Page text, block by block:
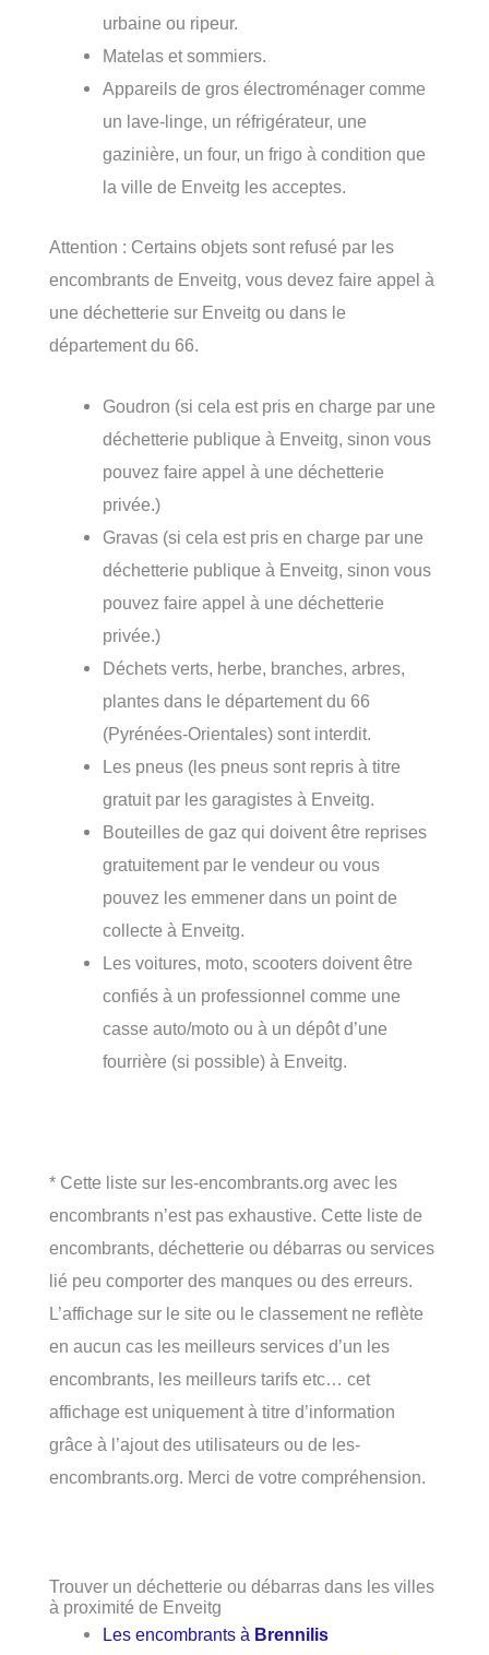
urbaine ou ripeur.
Matelas et sommiers.
Appareils de gros électroménager comme
un lave-linge, un réfrigérateur, une
gazinière, un four, un frigo à condition que
la ville de Enveitg les acceptes.
Attention : Certains objets sont refusé par les
encombrants de Enveitg, vous devez faire appel à
une déchetterie sur Enveitg ou dans le
département du 66.
Goudron (si cela est pris en charge par une
déchetterie publique à Enveitg, sinon vous
pouvez faire appel à une déchetterie
privée.)
Gravas (si cela est pris en charge par une
déchetterie publique à Enveitg, sinon vous
pouvez faire appel à une déchetterie
privée.)
Déchets verts, herbe, branches, arbres,
plantes dans le département du 66
(Pyrénées-Orientales) sont interdit.
Les pneus (les pneus sont repris à titre
gratuit par les garagistes à Enveitg.
Bouteilles de gaz qui doivent être reprises
gratuitement par le vendeur ou vous
pouvez les emmener dans un point de
collecte à Enveitg.
Les voitures, moto, scooters doivent être
confiés à un professionnel comme une
casse auto/moto ou à un dépôt d’une
fourrière (si possible) à Enveitg.
* Cette liste sur les-encombrants.org avec les
encombrants n’est pas exhaustive. Cette liste de
encombrants, déchetterie ou débarras ou services
lié peu comporter des manques ou des erreurs.
L’affichage sur le site ou le classement ne reflète
en aucun cas les meilleurs services d’un les
encombrants, les meilleurs tarifs etc… cet
affichage est uniquement à titre d’information
grâce à l’ajout des utilisateurs ou de les-
encombrants.org. Merci de votre compréhension.
Trouver un déchetterie ou débarras dans les villes
à proximité de Enveitg
Les encombrants à Brennilis